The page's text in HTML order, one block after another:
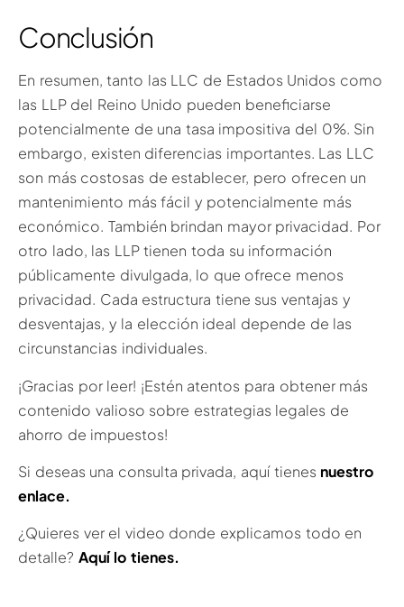
Conclusión
En resumen, tanto las LLC de Estados Unidos como
las LLP del Reino Unido pueden beneficiarse
potencialmente de una tasa impositiva del 0%. Sin
embargo, existen diferencias importantes. Las LLC
son más costosas de establecer, pero ofrecen un
mantenimiento más fácil y potencialmente más
económico. También brindan mayor privacidad. Por
otro lado, las LLP tienen toda su información
públicamente divulgada, lo que ofrece menos
privacidad. Cada estructura tiene sus ventajas y
desventajas, y la elección ideal depende de las
circunstancias individuales.
¡Gracias por leer! ¡Estén atentos para obtener más
contenido valioso sobre estrategias legales de
ahorro de impuestos!
Si deseas una consulta privada, aquí tienes nuestro
enlace.
¿Quieres ver el video donde explicamos todo en
detalle? Aquí lo tienes.